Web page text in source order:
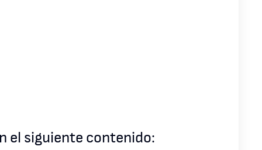
el siguiente contenido: